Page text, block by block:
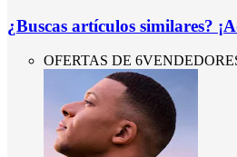
¿Buscas artículos similares?
OFERTAS DE